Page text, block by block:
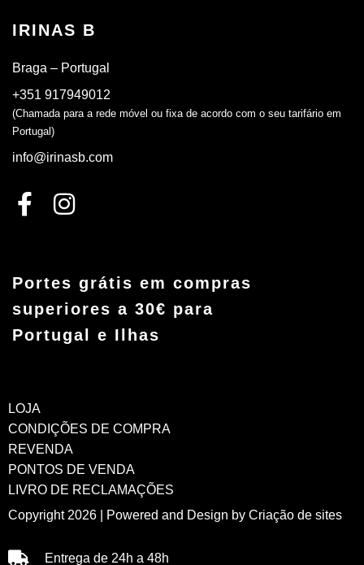
IRINAS B
Braga – Portugal
+351 917949012
(Chamada para a rede móvel ou fixa de acordo com o seu tarifário em
Portugal)
info@irinasb.com
Portes grátis em compras
superiores a 30€ para
Portugal e Ilhas
LOJA
CONDIÇÕES DE COMPRA
REVENDA
PONTOS DE VENDA
LIVRO DE RECLAMAÇÕES
Copyright 2026 | Powered and Design by Criação de sites
Entrega de 24h a 48h